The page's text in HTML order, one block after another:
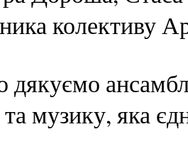
колективу
та музику, яка